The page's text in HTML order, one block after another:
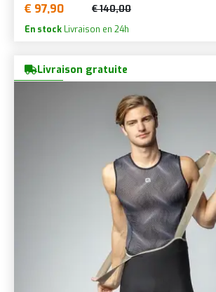
€ 97,90 € 140,00
En stock Livraison en 24h
Livraison gratuite